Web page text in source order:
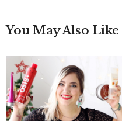
You May Also Like